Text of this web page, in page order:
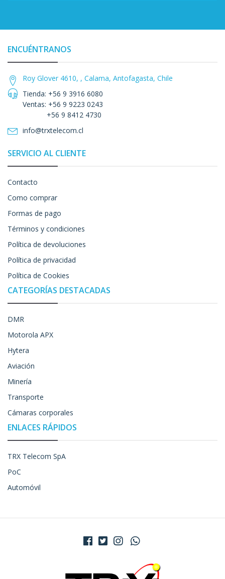
ENCUÉNTRANOS
Roy Glover 4610, , Calama, Antofagasta, Chile
Tienda: +56 9 3916 6080
Ventas: +56 9 9223 0243
+56 9 8412 4730
info@trxtelecom.cl
SERVICIO AL CLIENTE
Contacto
Como comprar
Formas de pago
Términos y condiciones
Política de devoluciones
Política de privacidad
Política de Cookies
CATEGORÍAS DESTACADAS
DMR
Motorola APX
Hytera
Aviación
Minería
Transporte
Cámaras corporales
ENLACES RÁPIDOS
TRX Telecom SpA
PoC
Automóvil